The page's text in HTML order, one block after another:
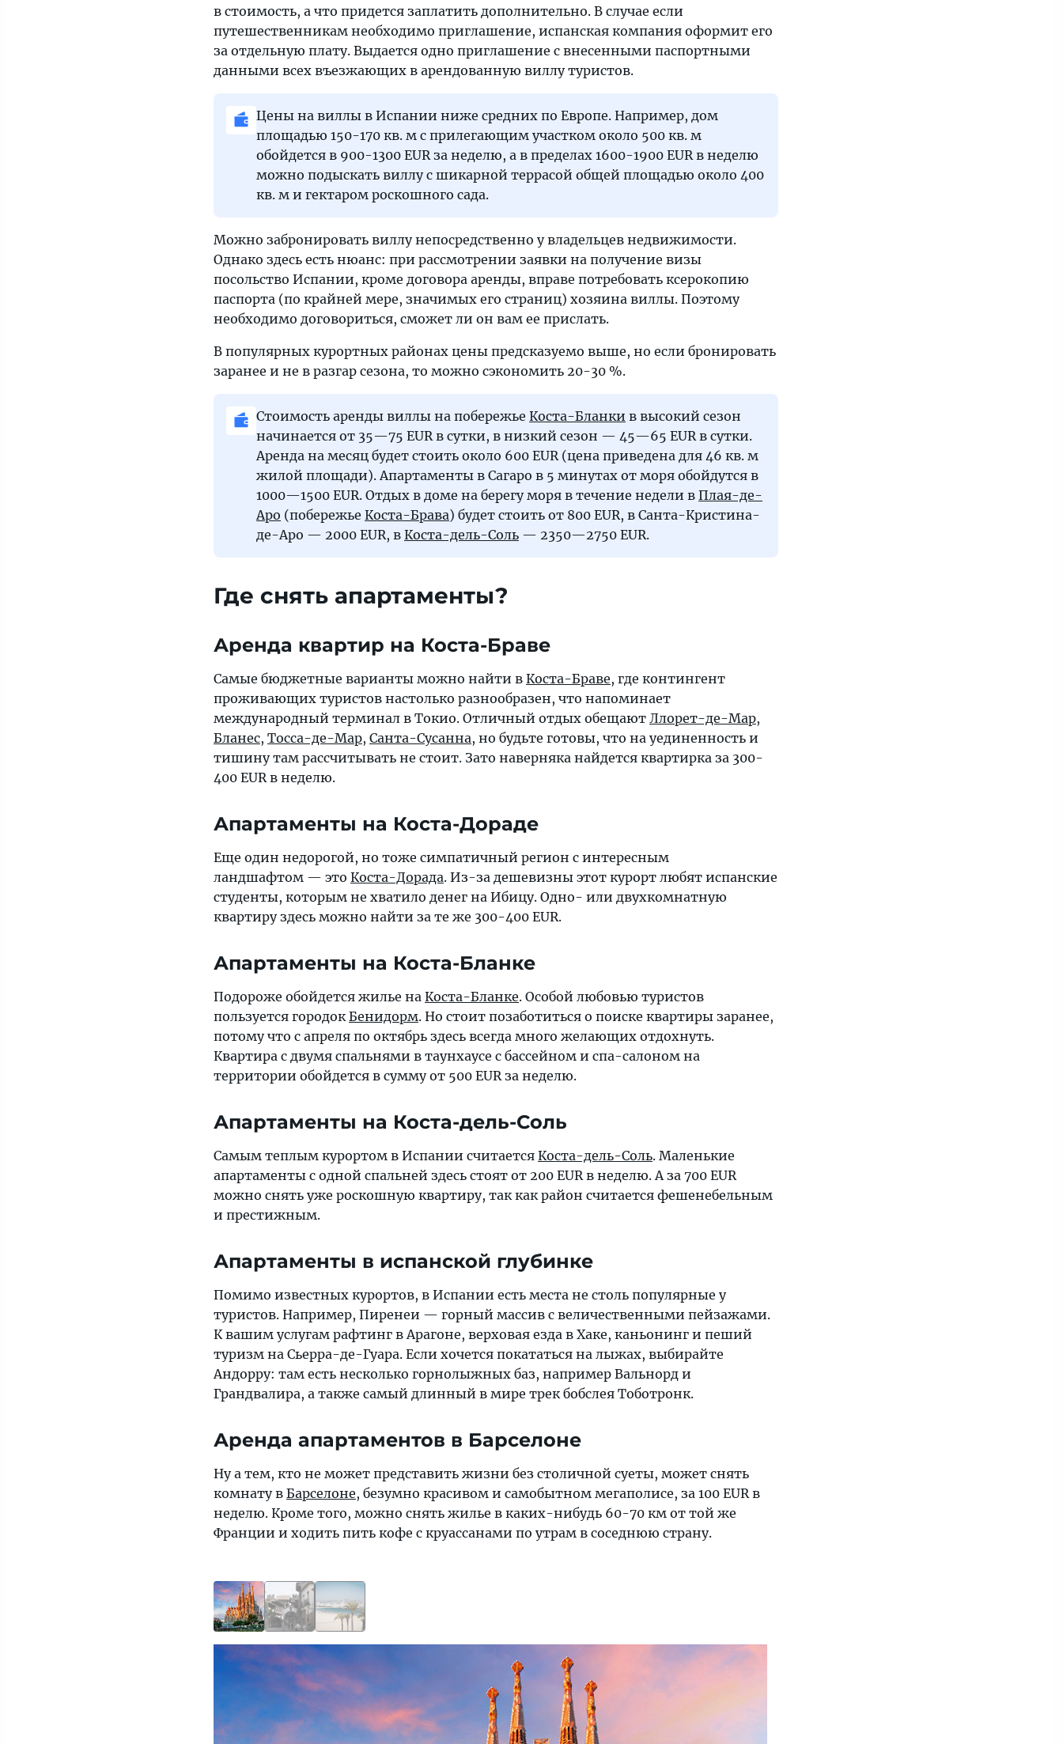
в стоимость, а что придется заплатить дополнительно. В случае если
путешественникам необходимо приглашение, испанская компания оформит его
за отдельную плату. Выдается одно приглашение с внесенными паспортными
данными всех въезжающих в арендованную виллу туристов.
Цены на виллы в Испании ниже средних по Европе. Например, дом
площадью 150-170 кв. м с прилегающим участком около 500 кв. м
обойдется в 900-1300 EUR за неделю, а в пределах 1600-1900 EUR в неделю
можно подыскать виллу с шикарной террасой общей площадью около 400
кв. м и гектаром роскошного сада.
Можно забронировать виллу непосредственно у владельцев недвижимости.
Однако здесь есть нюанс: при рассмотрении заявки на получение визы
посольство Испании, кроме договора аренды, вправе потребовать ксерокопию
паспорта (по крайней мере, значимых его страниц) хозяина виллы. Поэтому
необходимо договориться, сможет ли он вам ее прислать.
В популярных курортных районах цены предсказуемо выше, но если бронировать
заранее и не в разгар сезона, то можно сэкономить 20-30 %.
Стоимость аренды виллы на побережье Коста-Бланки в высокий сезон
начинается от 35—75 EUR в сутки, в низкий сезон — 45—65 EUR в сутки.
Аренда на месяц будет стоить около 600 EUR (цена приведена для 46 кв. м
жилой площади). Апартаменты в Сагаро в 5 минутах от моря обойдутся в
1000—1500 EUR. Отдых в доме на берегу моря в течение недели в Плая-де-
Аро (побережье Коста-Брава) будет стоить от 800 EUR, в Санта-Кристина-
де-Аро — 2000 EUR, в Коста-дель-Соль — 2350—2750 EUR.
Где снять апартаменты?
Аренда квартир на Коста-Браве
Самые бюджетные варианты можно найти в Коста-Браве, где контингент
проживающих туристов настолько разнообразен, что напоминает
международный терминал в Токио. Отличный отдых обещают Ллорет-де-Мар,
Бланес, Тосса-де-Мар, Санта-Сусанна, но будьте готовы, что на уединенность и
тишину там рассчитывать не стоит. Зато наверняка найдется квартирка за 300-
400 EUR в неделю.
Апартаменты на Коста-Дораде
Еще один недорогой, но тоже симпатичный регион с интересным
ландшафтом — это Коста-Дорада. Из-за дешевизны этот курорт любят испанские
студенты, которым не хватило денег на Ибицу. Одно- или двухкомнатную
квартиру здесь можно найти за те же 300-400 EUR.
Апартаменты на Коста-Бланке
Подороже обойдется жилье на Коста-Бланке. Особой любовью туристов
пользуется городокБенидорм. Но стоит позаботиться о поиске квартиры заранее,
потому что с апреля по октябрь здесь всегда много желающих отдохнуть.
Квартира с двумя спальнями в таунхаусе с бассейном и спа-салоном на
территории обойдется в сумму от 500 EUR за неделю.
Апартаменты на Коста-дель-Соль
Самым теплым курортом в Испании считается Коста-дель-Соль. Маленькие
апартаменты с одной спальней здесь стоят от 200 EUR в неделю. А за 700 EUR
можно снять уже роскошную квартиру, так как район считается фешенебельным
и престижным.
Апартаменты в испанской глубинке
Помимо известных курортов, в Испании есть места не столь популярные у
туристов. Например, Пиренеи — горный массив с величественными пейзажами.
К вашим услугам рафтинг в Арагоне, верховая езда в Хаке, каньонинг и пеший
туризм на Сьерра-де-Гуара. Если хочется покататься на лыжах, выбирайте
Андорру: там есть несколько горнолыжных баз, например Вальнорд и
Грандвалира, а также самый длинный в мире трек бобслея Тоботронк.
Аренда апартаментов в Барселоне
Ну а тем, кто не может представить жизни без столичной суеты, может снять
комнату в Барселоне, безумно красивом и самобытном мегаполисе, за 100 EUR в
неделю. Кроме того, можно снять жилье в каких-нибудь 60-70 км от той же
Франции и ходить пить кофе с круассанами по утрам в соседнюю страну.